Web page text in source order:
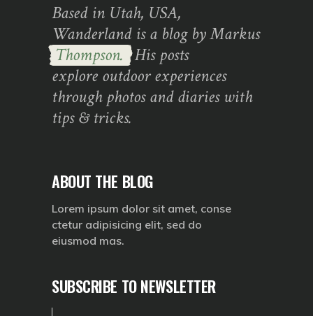
Based in Utah, USA,
Wanderland is a blog by Markus
Thompson. His posts
explore outdoor experiences
through photos and diaries with
tips & tricks.
ABOUT THE BLOG
Lorem ipsum dolor sit amet, conse
ctetur adipisicing elit, sed do
eiusmod mas.
SUBSCRIBE TO NEWSLETTER